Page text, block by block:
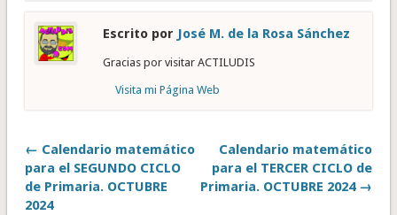
Escrito por José M. de la Rosa Sánchez
Gracias por visitar ACTILUDIS
Visita mi Página Web
← Calendario matemático
para el SEGUNDO CICLO
de Primaria. OCTUBRE
2024
Calendario matemático
para el TERCER CICLO de
Primaria. OCTUBRE 2024 →